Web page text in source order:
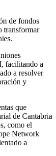
de fondos
transformar
facilitando a
a resolver
y
que
de Cantabria
como el
Network
a